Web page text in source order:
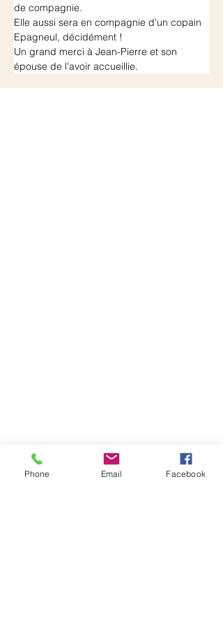
de compagnie.
Elle aussi sera en compagnie d'un copain
Epagneul, décidément !
Un grand merci à Jean-Pierre et son
épouse de l'avoir accueillie.
Phone Email Facebook